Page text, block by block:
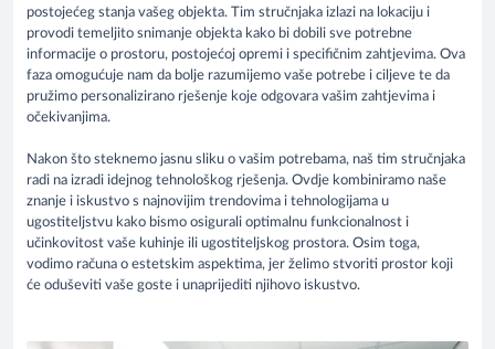
postojećeg stanja vašeg objekta. Tim stručnjaka izlazi na lokaciju i
provodi temeljito snimanje objekta kako bi dobili sve potrebne
informacije o prostoru, postojećoj opremi i specifičnim zahtjevima. Ova
faza omogućuje nam da bolje razumijemo vaše potrebe i ciljeve te da
pružimo personalizirano rješenje koje odgovara vašim zahtjevima i
očekivanjima.
Nakon što steknemo jasnu sliku o vašim potrebama, naš tim stručnjaka
radi na izradi idejnog tehnološkog rješenja. Ovdje kombiniramo naše
znanje i iskustvo s najnovijim trendovima i tehnologijama u
ugostiteljstvu kako bismo osigurali optimalnu funkcionalnost i
učinkovitost vaše kuhinje ili ugostiteljskog prostora. Osim toga,
vodimo računa o estetskim aspektima, jer želimo stvoriti prostor koji
će oduševiti vaše goste i unaprijediti njihovo iskustvo.